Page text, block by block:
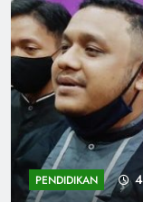
INVESTIGASI